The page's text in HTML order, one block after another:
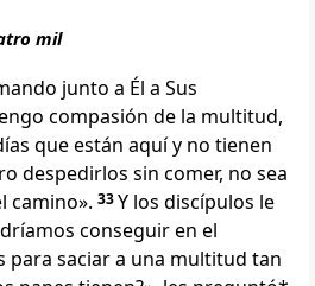
mil
junto a Él a Sus
compasión de la multitud,
que están aquí y no tienen
despedirlos sin comer, no sea
camino». 33Y los discípulos le
conseguir en el
para saciar a una multitud tan